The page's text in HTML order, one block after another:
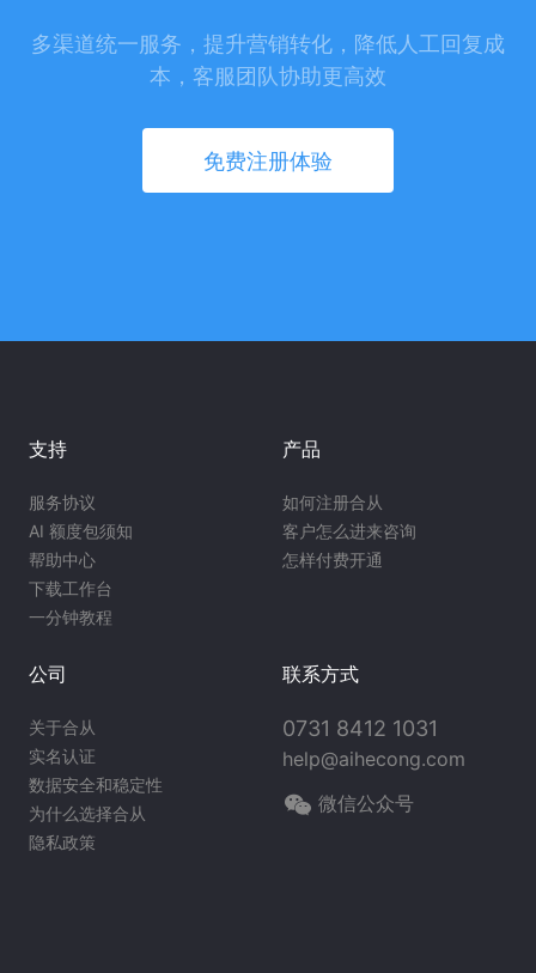
多渠道统一服务，提升营销转化，降低人工回复成
本，客服团队协助更高效
免费注册体验
支持
服务协议
AI 额度包须知
帮助中心
下载工作台
一分钟教程
产品
如何注册合从
客户怎么进来咨询
怎样付费开通
公司
关于合从
实名认证
数据安全和稳定性
为什么选择合从
隐私政策
联系方式
0731 8412 1031
help@aihecong.com
微信公众号